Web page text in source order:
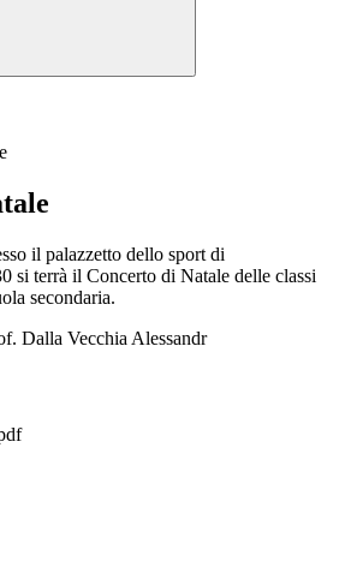
il palazzetto dello sport di
si terrà il Concerto di Natale delle classi
secondaria.
Dalla Vecchia Alessandr